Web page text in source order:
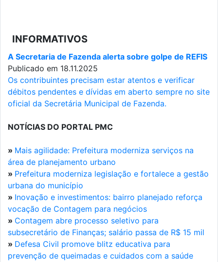
INFORMATIVOS
A Secretaria de Fazenda alerta sobre golpe de REFIS
Publicado em 18.11.2025
Os contribuintes precisam estar atentos e verificar
débitos pendentes e dívidas em aberto sempre no site
oficial da Secretária Municipal de Fazenda.
NOTÍCIAS DO PORTAL PMC
» Mais agilidade: Prefeitura moderniza serviços na
área de planejamento urbano
» Prefeitura moderniza legislação e fortalece a gestão
urbana do município
» Inovação e investimentos: bairro planejado reforça
vocação de Contagem para negócios
» Contagem abre processo seletivo para
subsecretário de Finanças; salário passa de R$ 15 mil
» Defesa Civil promove blitz educativa para
prevenção de queimadas e cuidados com a saúde